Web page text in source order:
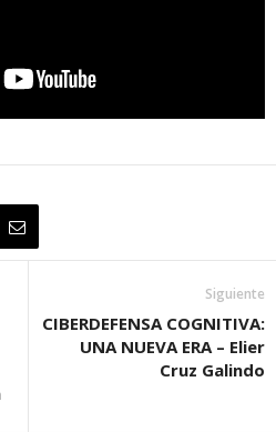
Siguiente
CIBERDEFENSA COGNITIVA:
UNA NUEVA ERA – Elier
Cruz Galindo